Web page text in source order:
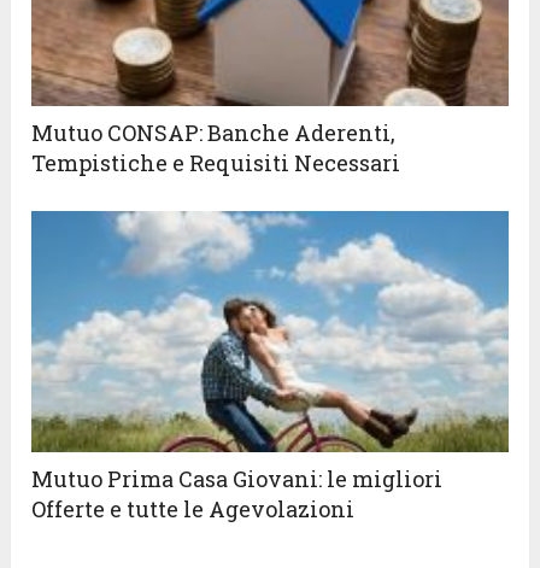
Mutuo CONSAP: Banche Aderenti,
Tempistiche e Requisiti Necessari
Mutuo Prima Casa Giovani: le migliori
Offerte e tutte le Agevolazioni